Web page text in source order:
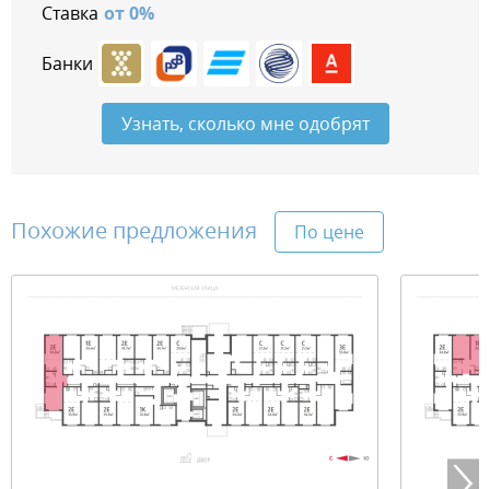
Ставка от0%
Банки
Узнать, сколько мне одобрят
Похожие предложения По цене